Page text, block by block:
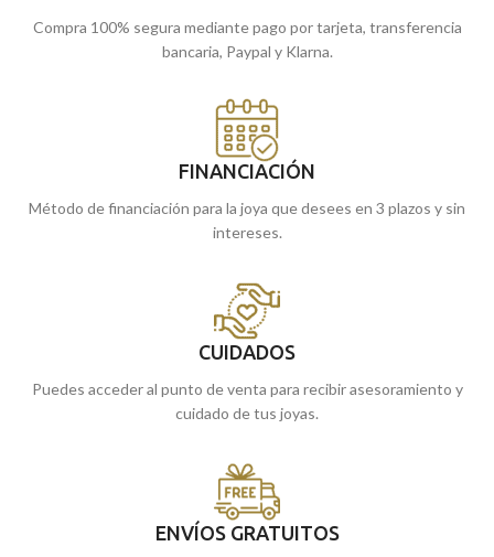
Compra 100% segura mediante pago por tarjeta, transferencia
bancaria, Paypal y Klarna.
FINANCIACIÓN
Método de financiación para la joya que desees en 3 plazos y sin
intereses.
CUIDADOS
Puedes acceder al punto de venta para recibir asesoramiento y
cuidado de tus joyas.
ENVÍOS GRATUITOS